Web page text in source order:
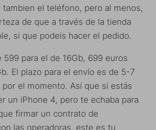
tambien el teléfono, pero al menos,
de que a través de la tienda
si que podeis hacer el pedido.
599 para el de 16Gb, 699 euros
El plazo para el envío es de 5-7
por el momento. Así que si estás
un iPhone 4, pero te echaba para
firmar un contrato de
las operadoras, este es tu